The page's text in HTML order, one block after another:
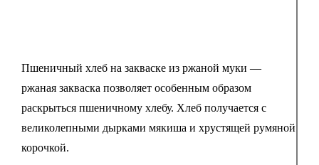
Пшеничный хлеб на закваске из ржаной муки —
ржаная закваска позволяет особенным образом
раскрыться пшеничному хлебу. Хлеб получается с
великолепными дырками мякиша и хрустящей румяной
корочкой.